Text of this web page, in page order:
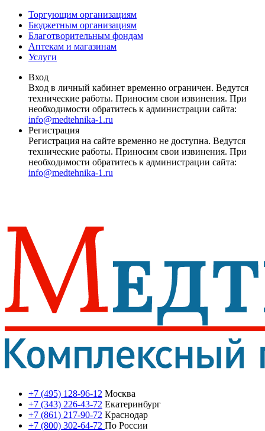
Торгующим организациям
Бюджетным организациям
Благотворительным фондам
Аптекам и магазинам
Услуги
Вход
Вход в личный кабинет временно ограничен. Ведутся
технические работы. Приносим свои извинения. При
необходимости обратитесь к администрации сайта:
info@medtehnika-1.ru
Регистрация
Регистрация на сайте временно не доступна. Ведутся
технические работы. Приносим свои извинения. При
необходимости обратитесь к администрации сайта:
info@medtehnika-1.ru
+7 (495) 128-96-12 Москва
+7 (343) 226-43-72 Екатеринбург
+7 (861) 217-90-72 Краснодар
+7 (800) 302-64-72 По России